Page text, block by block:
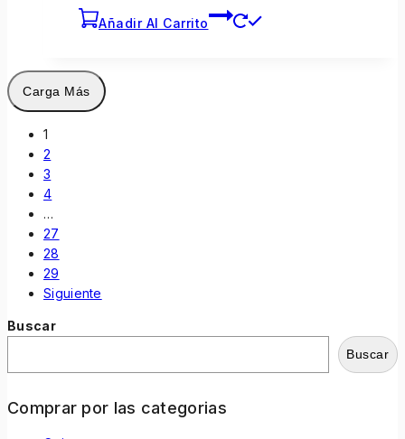
Añadir Al Carrito
Carga Más
1
2
3
4
…
27
28
29
Siguiente
Buscar
Buscar
Comprar por las categorias